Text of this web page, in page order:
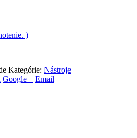
)
Kategórie: Nástroje
Google + Email